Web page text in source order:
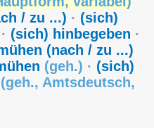
/ zu ...) · (sich)
· (sich) hinbegeben ·
(nach / zu ...)
(geh.) · (sich)
(geh., Amtsdeutsch,